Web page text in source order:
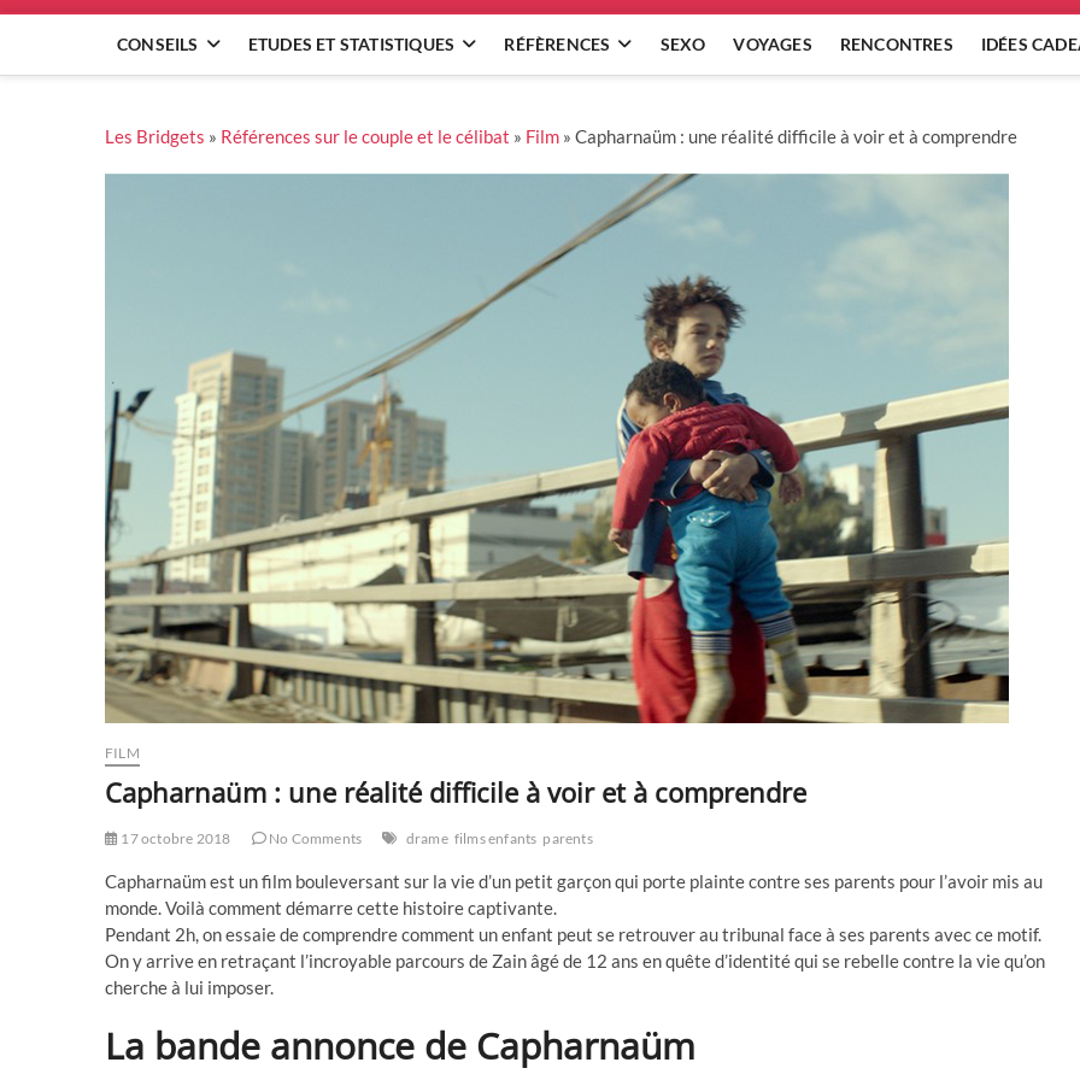
CONSEILS ETUDES ET STATISTIQUES RÉFÈRENCES SEXO VOYAGES RENCONTRES IDÉES
Les Bridgets » Références sur le couple et le célibat » Film » Capharnaüm : une réalité difficile à voir et à comprendre
FILM
Capharnaüm : une réalité difficile à voir et à comprendre
17 octobre 2018 No Comments drame films enfants parents
Capharnaüm est un film bouleversant sur la vie d’un petit garçon qui porte plainte contre ses parents pour l’avoir mis au
monde. Voilà comment démarre cette histoire captivante.
Pendant 2h, on essaie de comprendre comment un enfant peut se retrouver au tribunal face à ses parents avec ce motif.
On y arrive en retraçant l’incroyable parcours de Zain âgé de 12 ans en quête d’identité qui se rebelle contre la vie qu’on
cherche à lui imposer.
La bande annonce de Capharnaüm